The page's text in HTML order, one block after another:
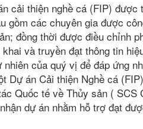
cải thiện nghề cá (FIP)
gồm các chuyên gia được
đồng thời được điều chỉnh
và truyền đạt thông tin
của quý vị để đáp ứng
Dự án Cải thiện Nghề cá
Quốc tế về Thủy sản ( SCS
dự án nhằm hỗ trợ đạt